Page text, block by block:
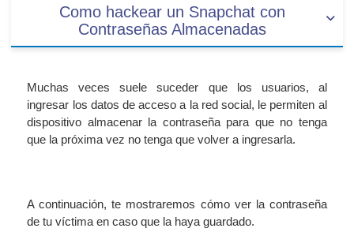
Como hackear un Snapchat con
Contraseñas Almacenadas
Muchas veces suele suceder que los usuarios, al
ingresar los datos de acceso a la red social, le permiten al
dispositivo almacenar la contraseña para que no tenga
que la próxima vez no tenga que volver a ingresarla.
A continuación, te mostraremos cómo ver la contraseña
de tu víctima en caso que la haya guardado.